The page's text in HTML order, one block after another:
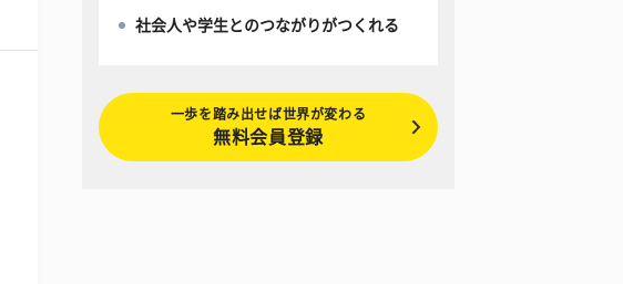
社会人や学生とのつながりがつくれる
一歩を踏み出せば世界が変わる
無料会員登録